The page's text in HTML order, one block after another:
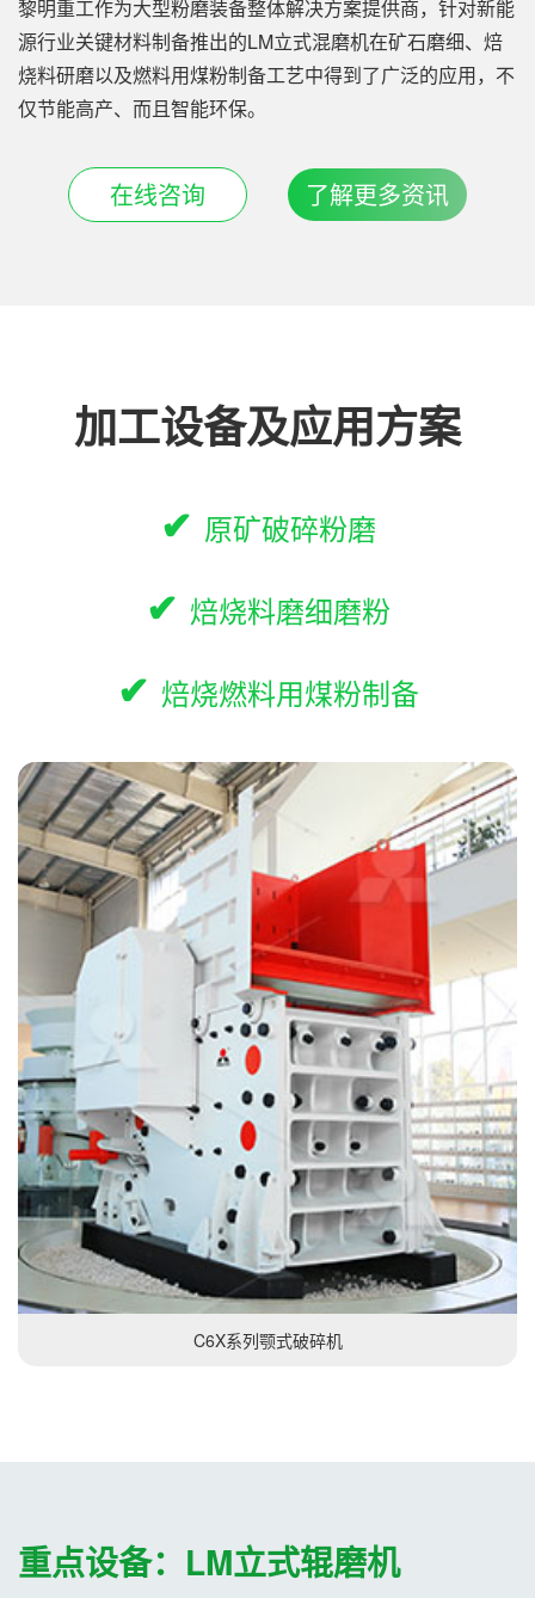
黎明重工作为大型粉磨装备整体解决方案提供商，针对新能
源行业关键材料制备推出的LM立式混磨机在矿石磨细、焙
烧料研磨以及燃料用煤粉制备工艺中得到了广泛的应用，不
仅节能高产、而且智能环保。
在线咨询 了解更多资讯
加工设备及应用方案
✔ 原矿破碎粉磨
✔ 焙烧料磨细磨粉
✔ 焙烧燃料用煤粉制备
C6X系列颚式破碎机
重点设备：LM立式辊磨机